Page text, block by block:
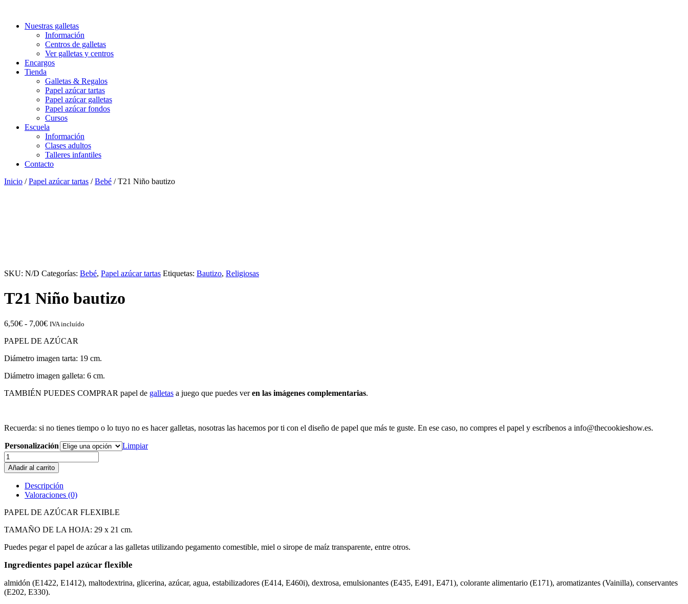
Nuestras galletas
Información
Centros de galletas
Ver galletas y centros
Encargos
Tienda
Galletas & Regalos
Papel azúcar tartas
Papel azúcar galletas
Papel azúcar fondos
Cursos
Escuela
Información
Clases adultos
Talleres infantiles
Contacto
Inicio /Papel azúcar tartas /Bebé / T21 Niño bautizo
SKU: N/D Categorías: Bebé, Papel azúcar tartas Etiquetas: Bautizo, Religiosas
T21 Niño bautizo
6,50€ - 7,00€Rango
precios:
6,50€
7,00€
IVA incluído
PAPEL DE AZÚCAR
Diámetro imagen tarta: 19 cm.
Diámetro imagen galleta: 6 cm.
TAMBIÉN PUEDES COMPRAR papel de galletas a juego que puedes veren las imágenes complementarias.
Recuerda: si no tienes tiempo o lo tuyo no es hacer galletas, nosotras las hacemos por ti con el diseño de papel que más te guste. En ese caso, no compres el papel y escríbenos a info@thecookieshow.es.
Personalización
Limpiar
T21
Niño
bautizo
cantidad
Añadir al carrito
Descripción
Valoraciones (0)
PAPEL DE AZÚCAR FLEXIBLE
TAMAÑO DE LA HOJA: 29 x 21 cm.
Puedes pegar el papel de azúcar a las galletas utilizando pegamento comestible, miel o sirope de maíz transparente, entre otros.
Ingredientes papel azúcar flexible
almidón (E1422, E1412), maltodextrina, glicerina, azúcar, agua, estabilizadores (E414, E460i), dextrosa, emulsionantes (E435, E491, E471), colorante alimentario (E171), aromatizantes (Vainilla), conservantes
(E202, E330).